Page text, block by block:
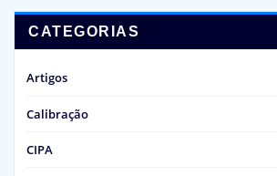
CATEGORIAS
Artigos
Calibração
CIPA